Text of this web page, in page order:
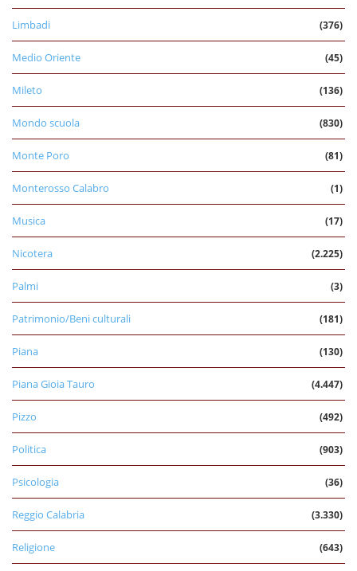
Limbadi (376)
Medio Oriente (45)
Mileto (136)
Mondo scuola (830)
Monte Poro (81)
Monterosso Calabro (1)
Musica (17)
Nicotera (2.225)
Palmi (3)
Patrimonio/Beni culturali (181)
Piana (130)
Piana Gioia Tauro (4.447)
Pizzo (492)
Politica (903)
Psicologia (36)
Reggio Calabria (3.330)
Religione (643)